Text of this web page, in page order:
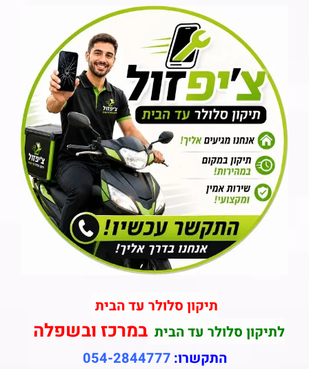
תיקון סלולר עד הבית
לתיקון סלולר עד הביתבמרכז ובשפלה
התקשרו: 054-2844777